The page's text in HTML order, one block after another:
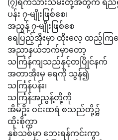
(၇)ရက်သားသမီးတို့အတွက် ရ
ပန်း ၇-မျိုးဖြစ်စေ၊
အညွန့် ၇-မျိုးဖြစ်စေ
ရေပြည့်အိုးမှာ ထိုးလေ့ ထည့်ကြ
အညာနယ်ဘက်မှာတော့
သင်္ကြန်ကျသည်နှင့်တပြိုင်နက်
အတာအိုးမှ ရေကို သွန်၍
သင်္ကြန်ပန်း၊
သင်္ကြန်အညွန့်တို့ကို
အိမ်ဦး ဝင်းထရံ စသည်တို့၌
ထိုးစိုက္ကာ
နှစ်သစ်မှာ ဘေးရန်ကင်းကွာ